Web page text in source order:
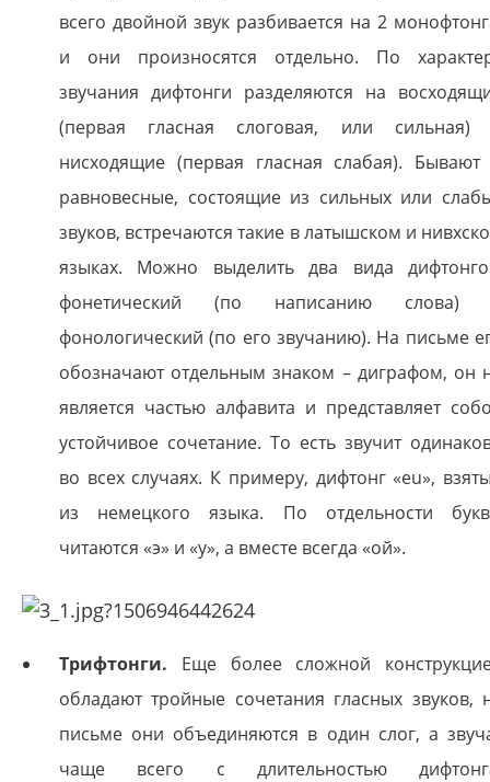
всего двойной звук разбивается на 2
и они произносятся отдельно. По
звучания дифтонги разделяются на
(первая гласная слоговая, или сильная)
нисходящие (первая гласная слабая).
равновесные, состоящие из сильных или
звуков, встречаются такие в латышском и
языках. Можно выделить два вида
фонетический (по написанию слова)
фонологический (по его звучанию). На письме
обозначают отдельным знаком – диграфом, он
является частью алфавита и представляет
устойчивое сочетание. То есть звучит
во всех случаях. К примеру, дифтонг «eu»,
из немецкого языка. По отдельности
читаются «э» и «у», а вместе всегда «ой».
Трифтонги. Еще более сложной
обладают тройные сочетания гласных звуков,
письме они объединяются в один слог, а
чаще всего с длительностью